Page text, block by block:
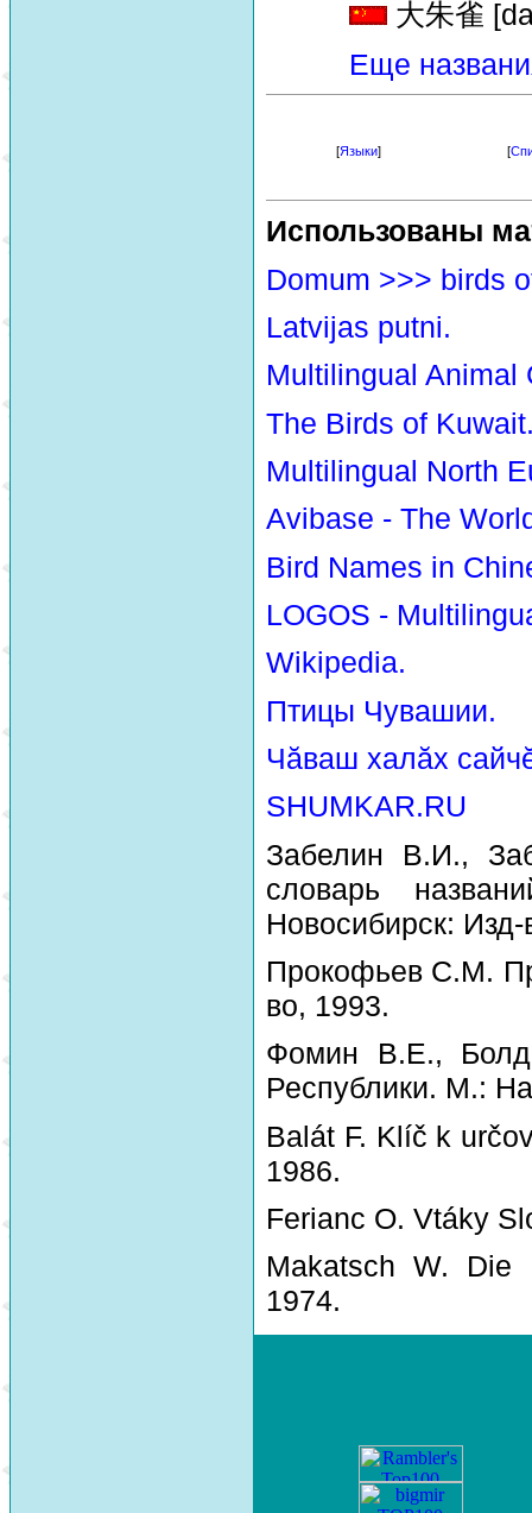
大朱雀
Еще
[Языки] [
Использованы
Domum >>> birds
Latvijas putni.
Multilingual Animal
The Birds of
Multilingual North
Avibase - The
Bird Names in
LOGOS -
Wikipedia.
Птицы Чувашии.
Чăваш халăх
SHUMKAR.RU
Забелин В.И.,
словарь
Новосибирск:
Прокофьев С.М.
во, 1993.
Фомин В.Е., Болд
Республики. М.:
Balát F. Klíč k
1986.
Ferianc O. Vtáky
Makatsch W. Die
1974.